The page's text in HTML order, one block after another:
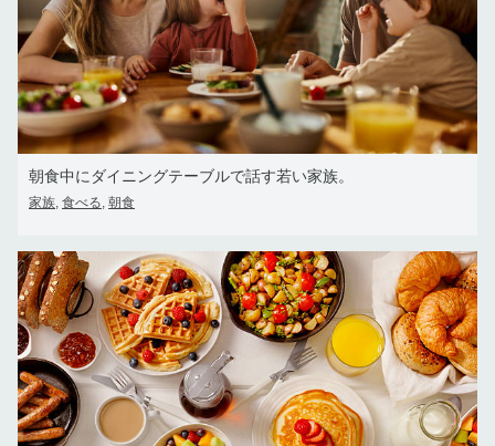
朝食中にダイニングテーブルで話す若い家族。
家族, 食べる, 朝食